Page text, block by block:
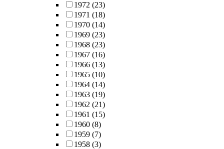
1972 (23)
1971 (18)
1970 (14)
1969 (23)
1968 (23)
1967 (16)
1966 (13)
1965 (10)
1964 (14)
1963 (19)
1962 (21)
1961 (15)
1960 (8)
1959 (7)
1958 (3)